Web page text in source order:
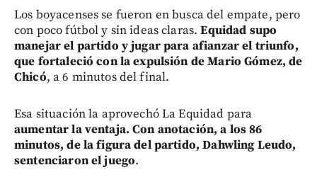
Los boyacenses se fueron en busca del empate, pero
con poco fútbol y sin ideas claras.Equidad supo
manejar el partido y jugar para afianzar el triunfo,
que fortaleció con la expulsión de Mario Gómez, de
Chicó, a 6 minutos del final.
Esa situación la aprovechó La Equidad para
aumentar la ventaja. Con anotación, a los 86
minutos, de la figura del partido, Dahwling Leudo,
sentenciaron el juego.